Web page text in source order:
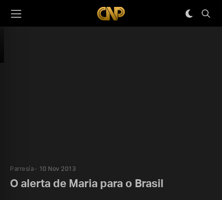
Parresía 10 Nov 2013
O alerta de Maria para o Brasil